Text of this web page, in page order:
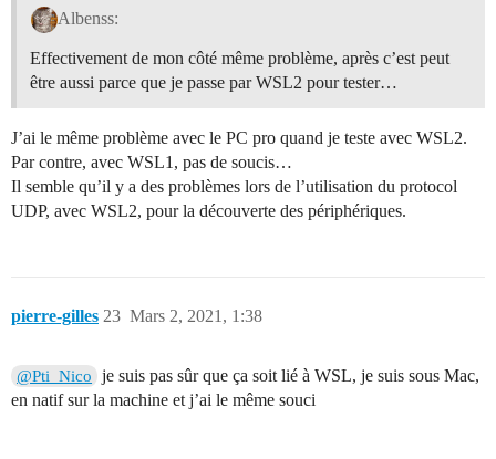
Albenss:
Effectivement de mon côté même problème, après c’est peut
être aussi parce que je passe par WSL2 pour tester…
J’ai le même problème avec le PC pro quand je teste avec WSL2.
Par contre, avec WSL1, pas de soucis…
Il semble qu’il y a des problèmes lors de l’utilisation du protocol
UDP, avec WSL2, pour la découverte des périphériques.
pierre-gilles Mars 2, 2021, 1:38
23
@Pti_Nico
je suis pas sûr que ça soit lié à WSL, je suis sous Mac,
en natif sur la machine et j’ai le même souci